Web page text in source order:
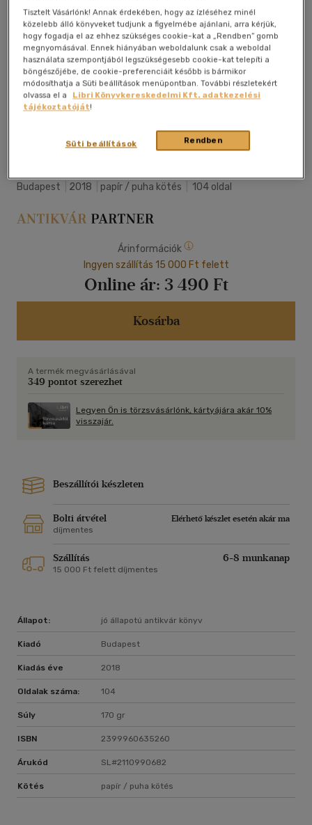
Budapest 2018 papír / puha kötés 104 oldal
Árinformációk
Ingyen szállítás 15 000 Ft felett
Online ár: 3 490 Ft
Kosárba
A termék megvásárlásával
349 pontot szerezhet
Legyen Ön is törzsvásárlónk, kártyájára akár 10%
visszajár.
Beszállítói készleten
Bolti átvétel
Elérhető készlet esetén akár ma
díjmentes
Szállítás 6-8 munkanap
15 000 Ft felett díjmentes
Állapot: jó állapotú antikvár könyv
Kiadó Budapest
Kiadás éve 2018
Oldalak száma: 104
Súly 170 gr
ISBN 2399960635260
Árukód SL#2110990682
Kötés papír / puha kötés
Tisztelt Vásárlónk! Annak érdekében, hogy az ízléséhez minél
közelebb álló könyveket tudjunk a figyelmébe ajánlani, arra kérjük,
hogy fogadja el az ehhez szükséges cookie-kat a „Rendben” gomb
megnyomásával. Ennek hiányában weboldalunk csak a weboldal
használata szempontjából legszükségesebb cookie-kat telepíti a
böngészőjébe, de cookie-preferenciáit később is bármikor
módosíthatja a Süti beállítások menüpontban. További részletekért
olvassa el a
Libri Könyvkereskedelmi Kft. adatkezelési
tájékoztatóját!
Rendben
Süti beállítások